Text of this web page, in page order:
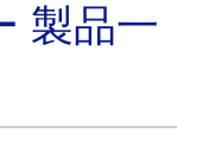
製品一